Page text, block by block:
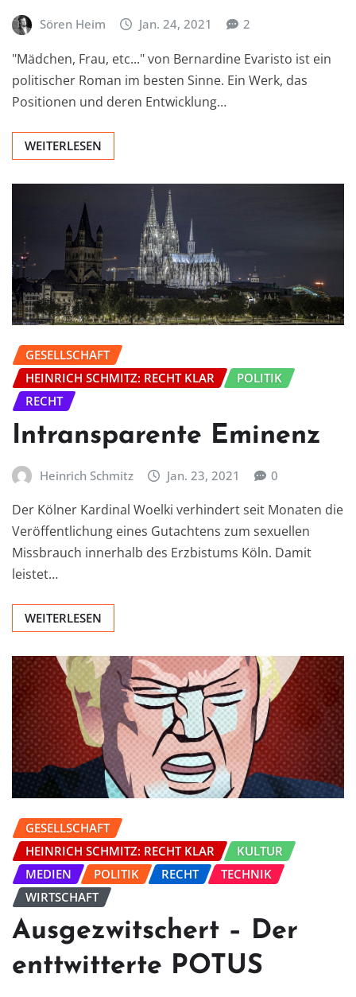
Sören Heim Jan. 24, 2021 2
"Mädchen, Frau, etc..." von Bernardine Evaristo ist ein
politischer Roman im besten Sinne. Ein Werk, das
Positionen und deren Entwicklung…
WEITERLESEN
GESELLSCHAFT
HEINRICH SCHMITZ: RECHT KLAR
POLITIK
RECHT
Intransparente Eminenz
Heinrich Schmitz Jan. 23, 2021 0
Der Kölner Kardinal Woelki verhindert seit Monaten die
Veröffentlichung eines Gutachtens zum sexuellen
Missbrauch innerhalb des Erzbistums Köln. Damit
leistet…
WEITERLESEN
GESELLSCHAFT
HEINRICH SCHMITZ: RECHT KLAR
KULTUR
MEDIEN
POLITIK RECHT
TECHNIK
WIRTSCHAFT
Ausgezwitschert – Der
enttwitterte POTUS